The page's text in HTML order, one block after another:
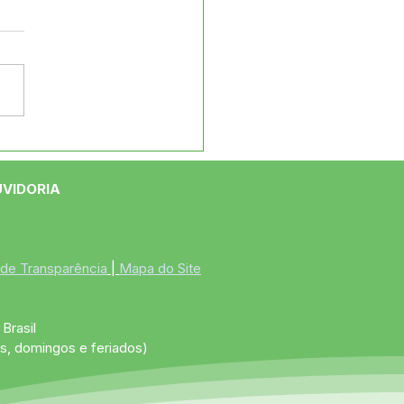
Transparência Mapa do Site
domingos e feriados)